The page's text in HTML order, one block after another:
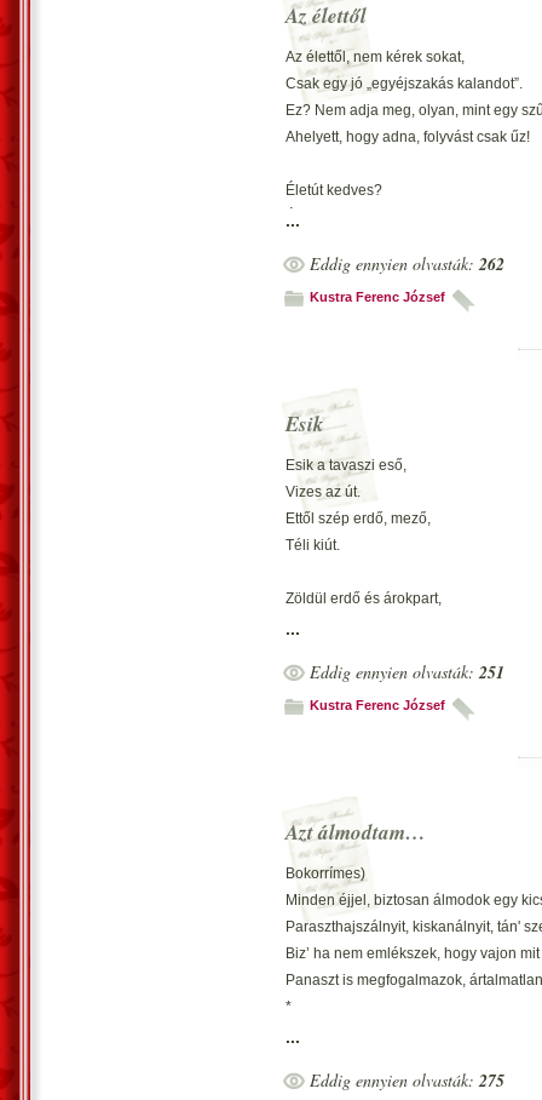
Az élettől
Az élettől, nem kérek sokat,
Csak egy jó „egyéjszakás kalandot”.
Ez? Nem adja meg, olyan, mint egy
Ahelyett, hogy adna, folyvást csak űz!
Életút kedves?
Vecsés, 2002. október 15. – Kustra
...
Eddig ennyien olvasták:262
Kustra Ferenc József
Esik
Esik a tavaszi eső,
Vizes az út.
Ettől szép erdő, mező,
Téli kiút.
Zöldül erdő és árokpart,
Ez már nem mű.
...
Eddig ennyien olvasták:251
Kustra Ferenc József
Azt álmodtam…
Bokorrímes)
Minden éjjel, biztosan álmodok egy
Paraszthajszálnyit, kiskanálnyit, tán'
Biz’ ha nem emlékszek, hogy vajon
Panaszt is megfogalmazok,
*
Vissza aludnák, sorsom lesújtón
...
Eddig ennyien olvasták:275